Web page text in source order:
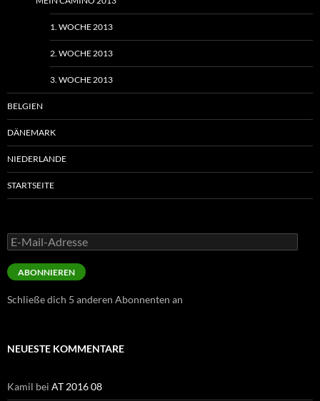
1. WOCHE 2013
2. WOCHE 2013
3. WOCHE 2013
BELGIEN
DÄNEMARK
NIEDERLANDE
STARTSEITE
E-
Mail-
Adresse
ABONNIEREN
Schließe dich 5 anderen Abonnenten an
NEUESTE KOMMENTARE
Kamil bei AT 2016 08